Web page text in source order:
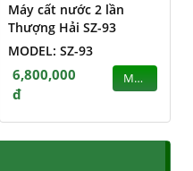
Máy cất nước 2 lần
Thượng Hải SZ-93
MODEL: SZ-93
6,800,000
đ
MUA